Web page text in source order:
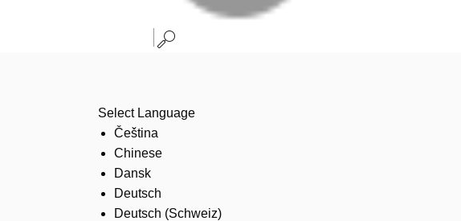
Select Language
Čeština
Chinese
Dansk
Deutsch
Deutsch (Schweiz)